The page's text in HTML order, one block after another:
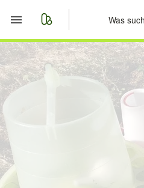
Start
Merkliste
Anzeige aufgeben